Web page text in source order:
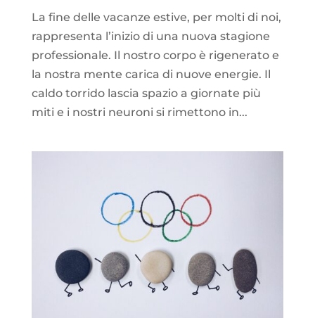
La fine delle vacanze estive, per molti di noi,
rappresenta l’inizio di una nuova stagione
professionale. Il nostro corpo è rigenerato e
la nostra mente carica di nuove energie. Il
caldo torrido lascia spazio a giornate più
miti e i nostri neuroni si rimettono in...